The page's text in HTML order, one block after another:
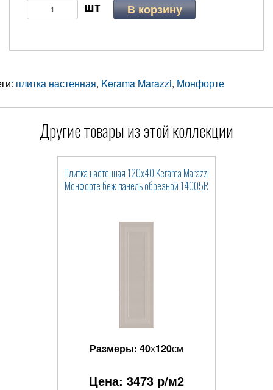
В корзину
плитка настенная, Kerama Marazzi, Монфорте
Другие товары из этой коллекции
Плитка настенная 120x40 Kerama Marazzi
Монфорте беж панель обрезной 14005R
Размеры: 40x120см
Цена: 3473 р/м2